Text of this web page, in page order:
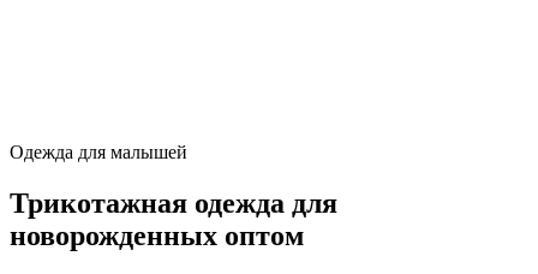
Одежда для малышей
Трикотажная одежда для
новорожденных оптом